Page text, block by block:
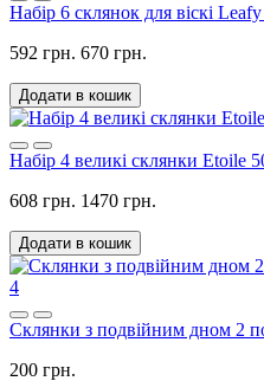
Набір 6 склянок для віскі
592 грн. 670 грн.
Додати в кошик
Набір 4 великі склянки Etoile
608 грн. 1470 грн.
Додати в кошик
4
Склянки з подвійним дном 2
200 грн.